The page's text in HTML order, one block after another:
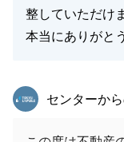
整していただけ
本当にありがと
東急リバブル
センターか